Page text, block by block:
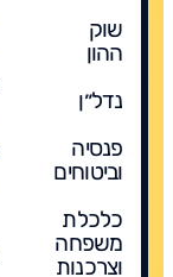
שוק
ההון
נדל״ן
פנסיה
וביטוחים
כלכלת
משפחה
וצרכנות